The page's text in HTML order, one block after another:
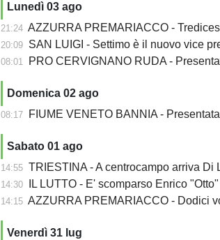
Lunedì 03 ago
21:24 AZZURRA PREMARIACCO -
20:09 SAN LUIGI - Settimo è il nuovo vice
08:01 PRO CERVIGNANO RUDA - Presentata la
Domenica 02 ago
08:17 FIUME VENETO BANNIA - Presentata la
Sabato 01 ago
14:55 TRIESTINA - A centrocampo arriva Di
14:30 IL LUTTO - E' scomparso Enrico
14:15 AZZURRA PREMARIACCO - Dodici volti
Venerdì 31 lug